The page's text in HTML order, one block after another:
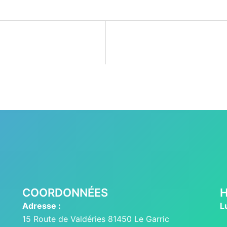
COORDONNÉES
Adresse :
15 Route de Valdéries 81450 Le Garric